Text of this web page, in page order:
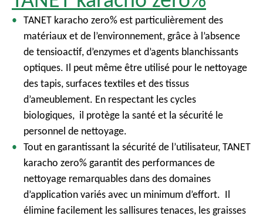
TANET karacho zero% est particulièrement des
matériaux et de l’environnement, grâce à l’absence
de tensioactif, d’enzymes et d’agents blanchissants
optiques. Il peut même être utilisé pour le nettoyage
des tapis, surfaces textiles et des tissus
d’ameublement. En respectant les cycles
biologiques, il protège la santé et la sécurité le
personnel de nettoyage.
Tout en garantissant la sécurité de l’utilisateur, TANET
karacho zero% garantit des performances de
nettoyage remarquables dans des domaines
d’application variés avec un minimum d’effort. Il
élimine facilement les sallisures tenaces, les graisses